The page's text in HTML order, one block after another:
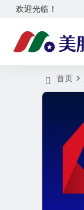
欢迎光临！
首页